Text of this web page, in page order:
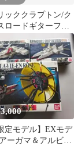
ッククラプトン/ク
ロードギターフェ
フィギュアBlu-
定モデル】EXモデ
ーガマ＆アルビオ